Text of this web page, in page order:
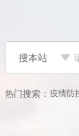
搜本站
疫情防